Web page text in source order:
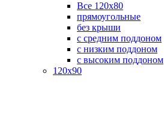
Все 120х80
прямоугольные
без крыши
с средним поддоном
с низким поддоном
с высоким поддоном
120х90